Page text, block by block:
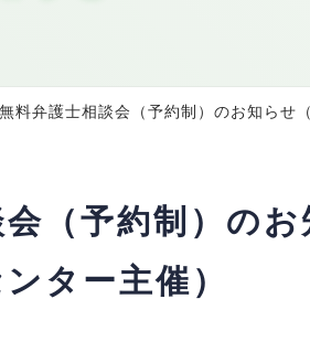
料弁護士相談会（予約制）のお知らせ
（予約制）のお
ター主催）